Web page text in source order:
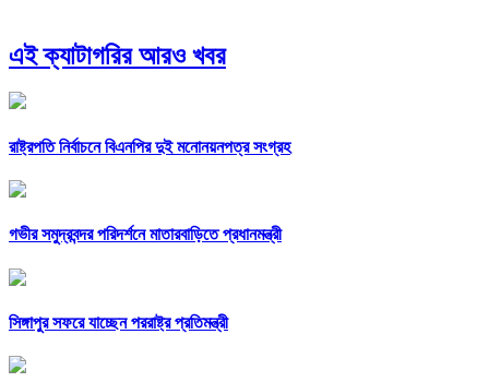
এই ক্যাটাগরির আরও খবর
রাষ্ট্রপতি নির্বাচনে বিএনপির দুই মনোনয়নপত্র সংগ্রহ
গভীর সমুদ্রবন্দর পরিদর্শনে মাতারবাড়িতে প্রধানমন্ত্রী
সিঙ্গাপুর সফরে যাচ্ছেন পররাষ্ট্র প্রতিমন্ত্রী